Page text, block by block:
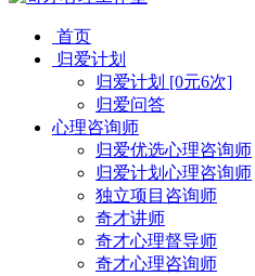
首页
归爱计划
归爱计划 [0元6次]
归爱问答
心理咨询师
归爱优选心理咨询师
归爱计划心理咨询师
独立项目咨询师
奇才讲师
奇才心理督导师
奇才心理咨询师